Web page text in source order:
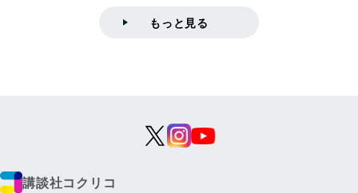
もっと見る
講談社コクリコ